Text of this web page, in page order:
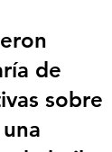
de
sobre